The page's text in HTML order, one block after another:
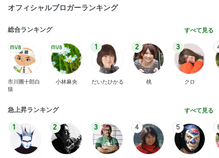
オフィシャルブロガーランキング
総合ランキング すべて見る
市川團十郎白
猿
小林麻央
1
だいたひかる
2
桃
3
クロ
急上昇ランキング すべて見る
1 2 3 4 5